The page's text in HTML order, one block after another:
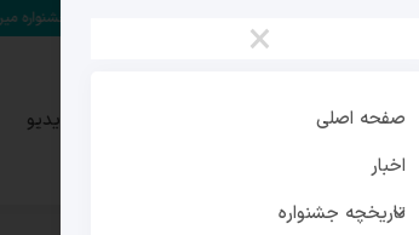
مهدی فرجی دبیر چهارمین جشنواره میراث فرهنگی شد
تاریخچه
ویدیو
×
صفحه اصلی
اخبار
تاریخچه جشنواره